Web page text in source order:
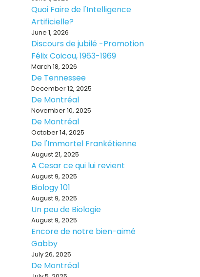
Quoi Faire de l'Intelligence
Artificielle?
June 1, 2026
Discours de jubilé -Promotion
Félix Coicou, 1963-1969
March 18, 2026
De Tennessee
December 12, 2025
De Montréal
November 10, 2025
De Montréal
October 14, 2025
De l'Immortel Frankétienne
August 21, 2025
A Cesar ce qui lui revient
August 9, 2025
Biology 101
August 9, 2025
Un peu de Biologie
August 9, 2025
Encore de notre bien-aimé
Gabby
July 26, 2025
De Montréal